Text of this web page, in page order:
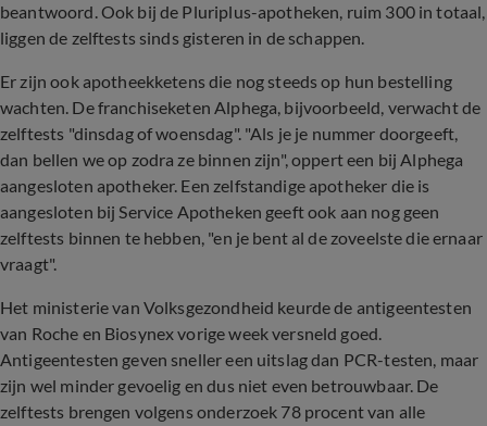
beantwoord. Ook bij de Pluriplus-apotheken, ruim 300 in totaal,
liggen de zelftests sinds gisteren in de schappen.
Er zijn ook apotheekketens die nog steeds op hun bestelling
wachten. De franchiseketen Alphega, bijvoorbeeld, verwacht de
zelftests "dinsdag of woensdag". "Als je je nummer doorgeeft,
dan bellen we op zodra ze binnen zijn", oppert een bij Alphega
aangesloten apotheker. Een zelfstandige apotheker die is
aangesloten bij Service Apotheken geeft ook aan nog geen
zelftests binnen te hebben, "en je bent al de zoveelste die ernaar
vraagt".
Het ministerie van Volksgezondheid keurde de antigeentesten
van Roche en Biosynex vorige week versneld goed.
Antigeentesten geven sneller een uitslag dan PCR-testen, maar
zijn wel minder gevoelig en dus niet even betrouwbaar. De
zelftests brengen volgens onderzoek 78 procent van alle